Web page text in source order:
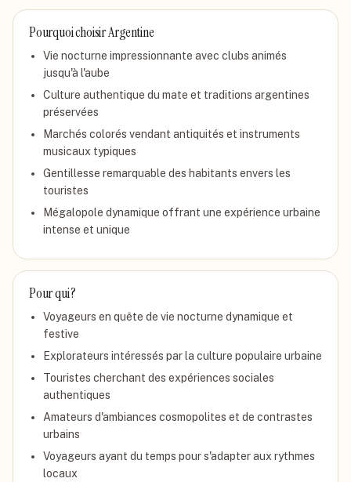
Pourquoi choisirArgentine
Vie nocturne impressionnante avec clubs animés
jusqu'à l'aube
Culture authentique du mate et traditions argentines
préservées
Marchés colorés vendant antiquités et instruments
musicaux typiques
Gentillesse remarquable des habitants envers les
touristes
Mégalopole dynamique offrant une expérience urbaine
intense et unique
Pour qui ?
Voyageurs en quête de vie nocturne dynamique et
festive
Explorateurs intéressés par la culture populaire urbaine
Touristes cherchant des expériences sociales
authentiques
Amateurs d'ambiances cosmopolites et de contrastes
urbains
Voyageurs ayant du temps pour s'adapter aux rythmes
locaux